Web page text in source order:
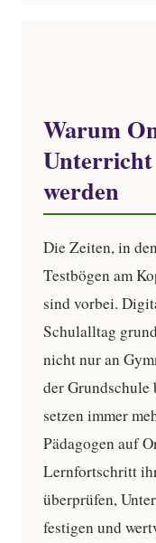
Warum
werden
Die Zeiten, in
Testbögen am
sind vorbei.
Schulalltag
nicht nur an
der Grundschule
setzen immer
Pädagogen auf
Lernfortschritt
überprüfen,
festigen und